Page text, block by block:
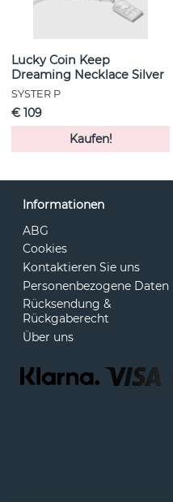
Lucky Coin Keep
Dreaming Necklace Silver
SYSTER P
€ 109
Kaufen!
Informationen
ABG
Cookies
Kontaktieren Sie uns
Personenbezogene Daten
Rücksendung &
Rückgaberecht
Über uns